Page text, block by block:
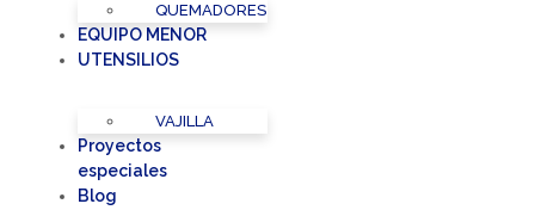
QUEMADORES
EQUIPO MENOR
UTENSILIOS
VAJILLA
Proyectos
especiales
Blog